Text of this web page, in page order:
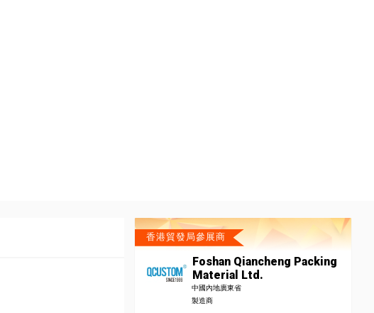
香港貿發局參展商
Foshan Qiancheng Packing
Material Ltd.
中國內地廣東省
製造商